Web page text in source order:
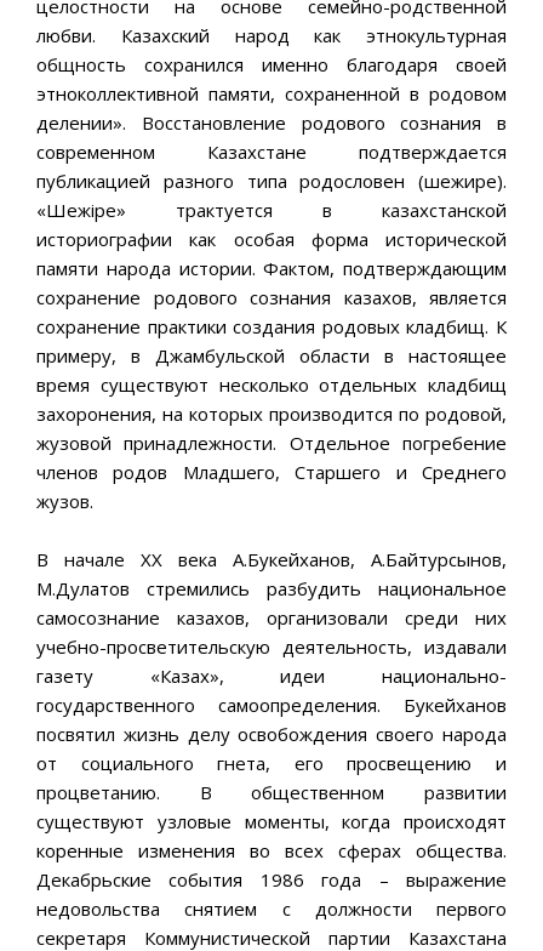
целостности на основе семейно-родственной
любви. Казахский народ как этнокультурная
общность сохранился именно благодаря своей
этноколлективной памяти, сохраненной в родовом
делении». Восстановление родового сознания в
современном Казахстане подтверждается
публикацией разного типа родословен (шежире).
«Шежіре» трактуется в казахстанской
историографии как особая форма исторической
памяти народа истории. Фактом, подтверждающим
сохранение родового сознания казахов, является
сохранение практики создания родовых кладбищ. К
примеру, в Джамбульской области в настоящее
время существуют несколько отдельных кладбищ
захоронения, на которых производится по родовой,
жузовой принадлежности. Отдельное погребение
членов родов Младшего, Старшего и Среднего
жузов.
В начале ХХ века А.Букейханов, А.Байтурсынов,
М.Дулатов стремились разбудить национальное
самосознание казахов, организовали среди них
учебно-просветительскую деятельность, издавали
газету «Казах», идеи национально-
государственного самоопределения. Букейханов
посвятил жизнь делу освобождения своего народа
от социального гнета, его просвещению и
процветанию. В общественном развитии
существуют узловые моменты, когда происходят
коренные изменения во всех сферах общества.
Декабрьские события 1986 года – выражение
недовольства снятием с должности первого
секретаря Коммунистической партии Казахстана